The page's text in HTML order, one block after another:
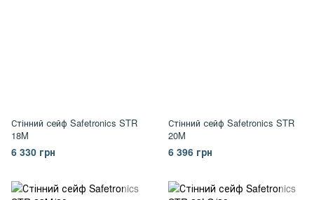
Стінний сейф Safetronics STR
18M
6 330 грн
Стінний сейф Safetronics STR
20M
6 396 грн